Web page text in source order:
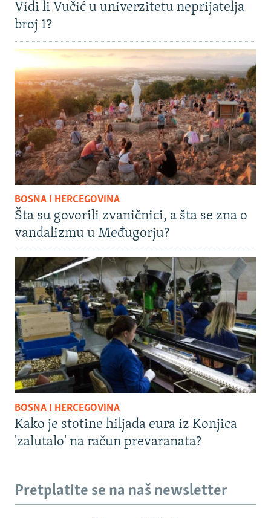
Vidi li Vučić u univerzitetu neprijatelja
broj 1?
BOSNA I HERCEGOVINA
Šta su govorili zvaničnici, a šta se zna o
vandalizmu u Međugorju?
BOSNA I HERCEGOVINA
Kako je stotine hiljada eura iz Konjica
'zalutalo' na račun prevaranata?
Pretplatite se na naš newsletter